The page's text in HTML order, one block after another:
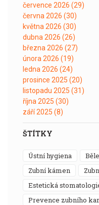
července 2026 (29)
června 2026 (30)
května 2026 (30)
dubna 2026 (26)
března 2026 (27)
února 2026 (19)
ledna 2026 (24)
prosince 2025 (20)
listopadu 2025 (31)
října 2025 (30)
září 2025 (8)
ŠTÍTKY
ústní hygiena
zubní kámen
estetická
prevence zubního